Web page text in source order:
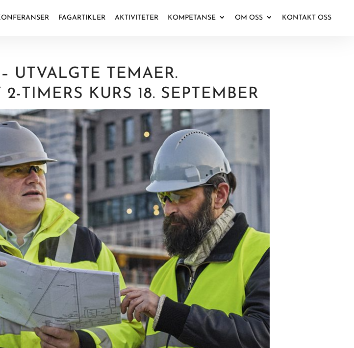
FAGARTIKLER AKTIVITETER KOMPETANSE OM OSS KONTAKT OSS
UTVALGTE TEMAER.
TIMERS KURS 18. SEPTEMBER